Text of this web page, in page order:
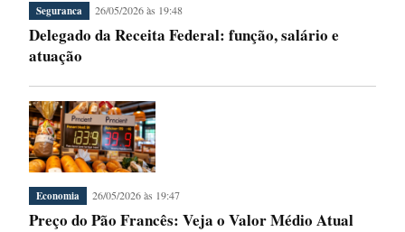
Seguranca 26/05/2026 às 19:48
Delegado da Receita Federal: função, salário e
atuação
Economia 26/05/2026 às 19:47
Preço do Pão Francês: Veja o Valor Médio Atual